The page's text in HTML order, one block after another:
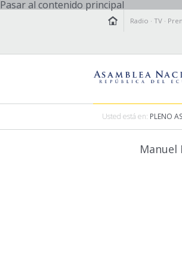
Pasar al contenido principal
Radio ·TV ·
Usted está en: PLENO
Manuel